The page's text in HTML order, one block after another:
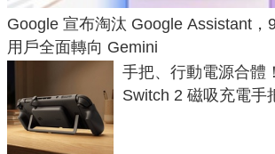
Google 宣布淘汰 Google Assistant，
用戶全面轉向 Gemini
手把、行動電源合體
Switch 2 磁吸充電手